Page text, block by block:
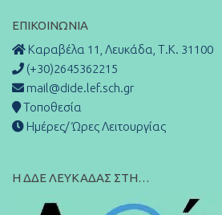
ΕΠΙΚΟΙΝΩΝΊΑ
Καραβέλα 11, Λευκάδα, Τ.Κ. 31100
(+30)2645362215
mail@dide.lef.sch.gr
Τοποθεσία
Ημέρες/ Ώρες Λειτουργίας
Η ΔΔΕ ΛΕΥΚΑΔΑΣ ΣΤΗ…